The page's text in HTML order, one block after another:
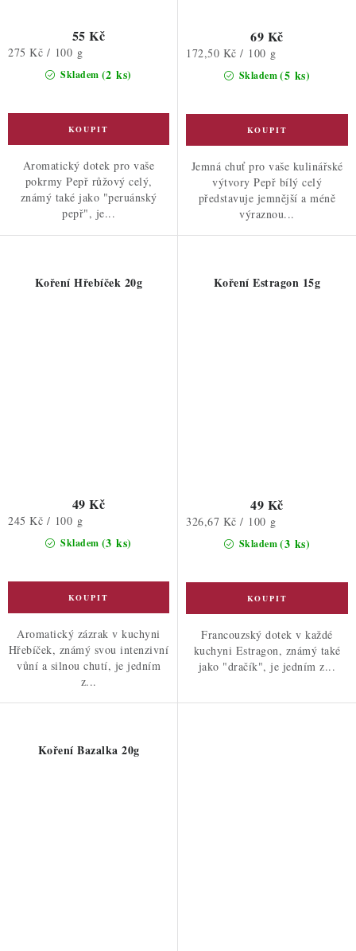
Skladem (2 ks)
55 Kč
Měrná
275 Kč / 100 g
Aromatický dotek pro vaše
pokrmy Pepř růžový celý,
známý také jako "peruánský
pepř", je...
Skladem(5 ks)
69 Kč
Měrná
172,50 Kč / 100 g
Jemná chuť pro vaše kulinářské
výtvory Pepř bílý celý
představuje jemnější a méně
výraznou...
Koření Hřebíček 20g
Skladem (3 ks)
49 Kč
Měrná
245 Kč / 100 g
Aromatický zázrak v kuchyni
Hřebíček, známý svou intenzivní
vůní a silnou chutí, je jedním
z...
Koření Estragon 15g
Skladem(3 ks)
49 Kč
Měrná
326,67 Kč / 100 g
Francouzský dotek v každé
kuchyni Estragon, známý také
jako "dračík", je jedním z...
Koření Bazalka 20g